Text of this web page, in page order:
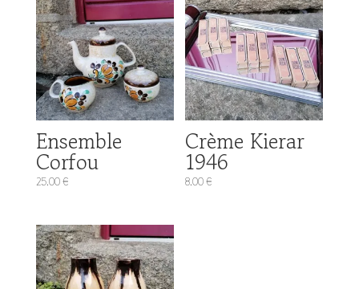
Ensemble
Corfou
25.00€
Crème Kierar
1946
8.00€